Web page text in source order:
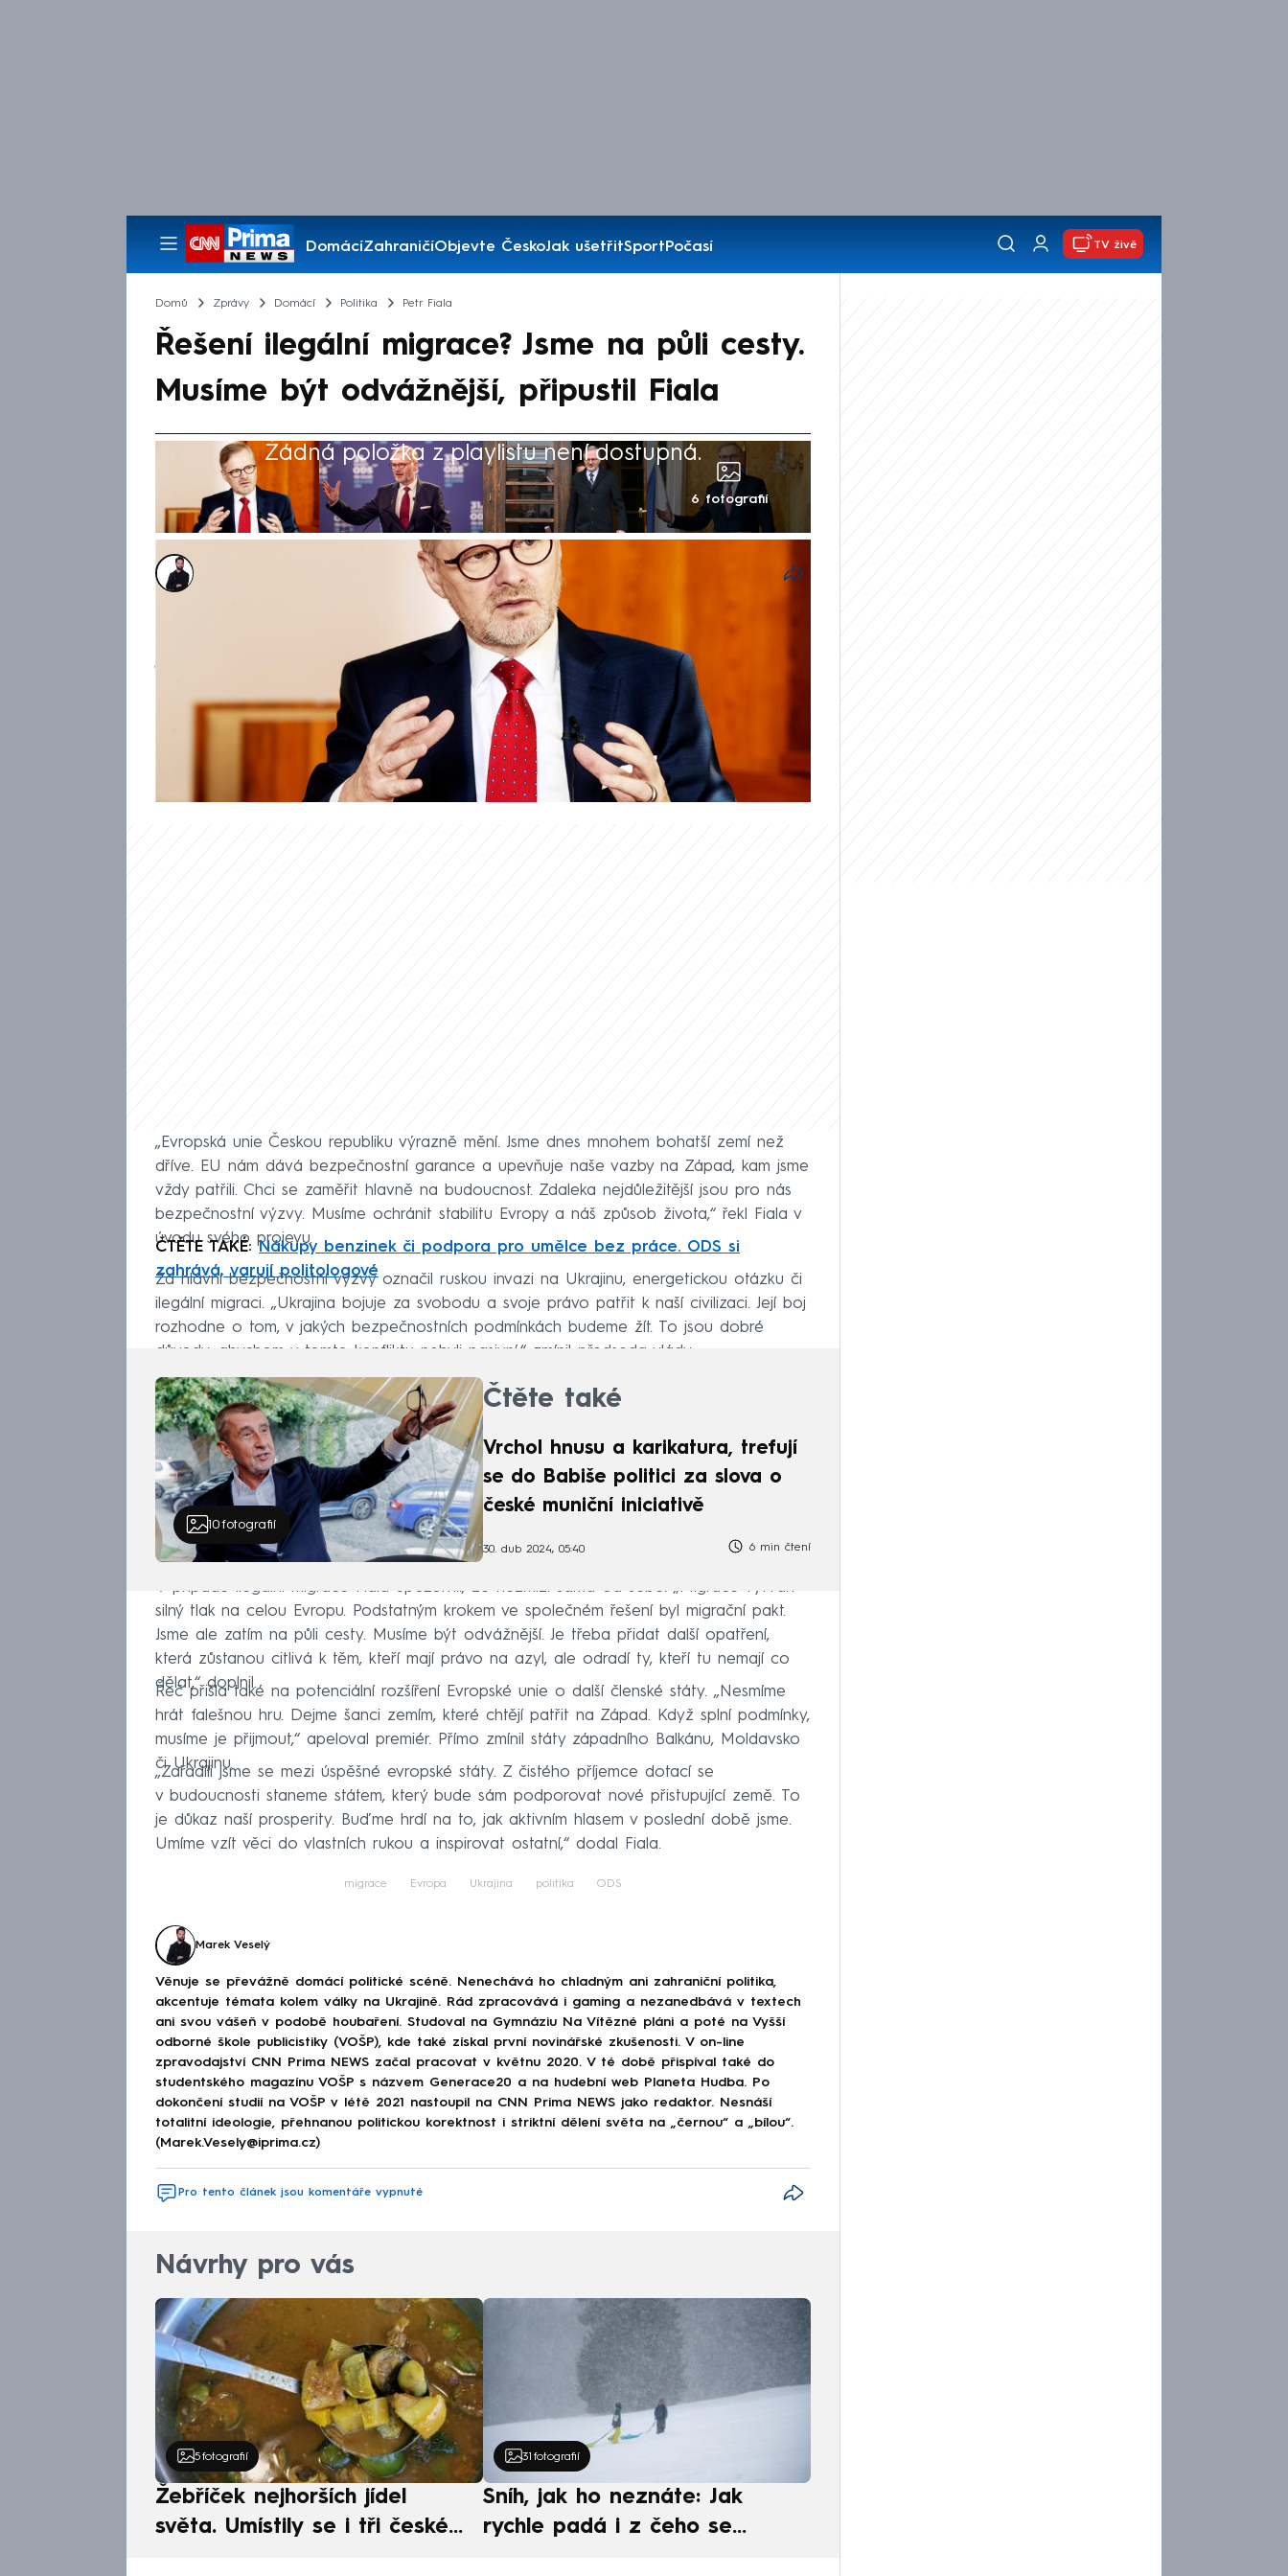
DomácíZahraničíObjevte ČeskoJak ušetřitSportPočasí
Pořady
TV živě
Domů Zprávy Domácí Politika Petr Fiala
Řešení ilegální migrace? Jsme na půli cesty.
Musíme být odvážnější, připustil Fiala
Žádná položka z playlistu není dostupná.
6 fotografií
Marek Veselý
30. dub 2024, 09:29
Společné evropské řešení migrace je nutné. Musíme být ale odvážnější,
jsme na půli cesty. U příležitosti dvacetiletého výročí České republiky v
EU to řekl premiér Petr Fiala (ODS). Během svého projevu ve
Španělském sále na Pražském hradě zdůraznil, že problém ilegální
migrace nezmizí sám od sebe. Předseda vlády zároveň promluvil o
ruské invazi na Ukrajinu i o benefitech, které Česku přináší členství v
„Evropská unie Českou republiku výrazně mění. Jsme dnes mnohem bohatší zemí než
dříve. EU nám dává bezpečnostní garance a upevňuje naše vazby na Západ, kam jsme
vždy patřili. Chci se zaměřit hlavně na budoucnost. Zdaleka nejdůležitější jsou pro nás
bezpečnostní výzvy. Musíme ochránit stabilitu Evropy a náš způsob života,“ řekl Fiala v
úvodu svého projevu.
ČTĚTE TAKÉ:Nákupy benzinek či podpora pro umělce bez práce. ODS si
zahrává, varují politologové
Za hlavní bezpečnostní výzvy označil ruskou invazi na Ukrajinu, energetickou otázku či
ilegální migraci. „Ukrajina bojuje za svobodu a svoje právo patřit k naší civilizaci. Její boj
rozhodne o tom, v jakých bezpečnostních podmínkách budeme žít. To jsou dobré
důvody, abychom v tomto konfliktu nebyli pasivní,“ zmínil předseda vlády.
10fotografií
Čtěte také
Vrchol hnusu a karikatura, trefují
se do Babiše politici za slova o
české muniční iniciativě
30. dub 2024, 05:40 6 min čtení
V případě ilegální migrace Fiala upozornil, že nezmizí sama od sebe. „Migrace vytváří
silný tlak na celou Evropu. Podstatným krokem ve společném řešení byl migrační pakt.
Jsme ale zatím na půli cesty. Musíme být odvážnější. Je třeba přidat další opatření,
která zůstanou citlivá k těm, kteří mají právo na azyl, ale odradí ty, kteří tu nemají co
dělat,“ doplnil.
Řeč přišla také na potenciální rozšíření Evropské unie o další členské státy. „Nesmíme
hrát falešnou hru. Dejme šanci zemím, které chtějí patřit na Západ. Když splní podmínky,
musíme je přijmout,“ apeloval premiér. Přímo zmínil státy západního Balkánu, Moldavsko
či Ukrajinu.
„Zařadili jsme se mezi úspěšné evropské státy. Z čistého příjemce dotací se
v budoucnosti staneme státem, který bude sám podporovat nové přistupující země. To
je důkaz naší prosperity. Buďme hrdí na to, jak aktivním hlasem v poslední době jsme.
Umíme vzít věci do vlastních rukou a inspirovat ostatní,“ dodal Fiala.
migrace Evropa Ukrajina politika ODS
Marek Veselý
Věnuje se převážně domácí politické scéně. Nenechává ho chladným ani zahraniční politika,
akcentuje témata kolem války na Ukrajině. Rád zpracovává i gaming a nezanedbává v textech
ani svou vášeň v podobě houbaření. Studoval na Gymnáziu Na Vítězné pláni a poté na Vyšší
odborné škole publicistiky (VOŠP), kde také získal první novinářské zkušenosti. V on-line
zpravodajství CNN Prima NEWS začal pracovat v květnu 2020. V té době přispíval také do
studentského magazínu VOŠP s názvem Generace20 a na hudební web Planeta Hudba. Po
dokončení studií na VOŠP v létě 2021 nastoupil na CNN Prima NEWS jako redaktor. Nesnáší
totalitní ideologie, přehnanou politickou korektnost i striktní dělení světa na „černou“ a „bílou“.
(Marek.Vesely@iprima.cz)
Pro tento článek jsou komentáře vypnuté
Návrhy pro vás
5 fotografií
Žebříček nejhorších jídel
světa. Umístily se i tři české
31 fotografií
Sníh, jak ho neznáte: Jak
rychle padá i z čeho se